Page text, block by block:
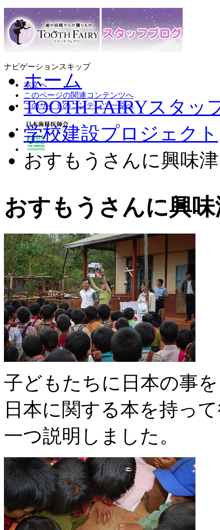
ナビゲーションスキップ
本文へ
このページの関連コンテンツへ
このサイトのコンテンツ一覧へ
ホーム
TOOTH FAIRYスタッ
学校建設プロジェクト
おすもうさんに興味
おすもうさんに興味
子どもたちに日本の事
日本に関する本を持っ
一つ説明しました。